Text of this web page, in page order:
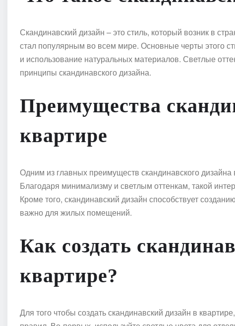
Скандинавский дизайн – это стиль, который возник в
стал популярным во всем мире. Основные черты этого
и использование натуральных материалов. Светлые
принципы скандинавского дизайна.
Преимущества
квартире
Одним из главных преимуществ скандинавского дизайна
Благодаря минимализму и светлым оттенкам, такой
Кроме того, скандинавский дизайн способствует
важно для жилых помещений.
Как создать
квартире?
Для того чтобы создать скандинавский дизайн в